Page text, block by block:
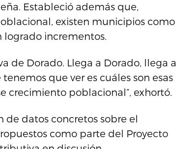
Estableció además que,
existen municipios como
logrado incrementos.
de Dorado. Llega a Dorado, llega a
que ver es cuáles son esas
crecimiento poblacional”, exhortó.
de datos concretos sobre el
como parte del Proyecto